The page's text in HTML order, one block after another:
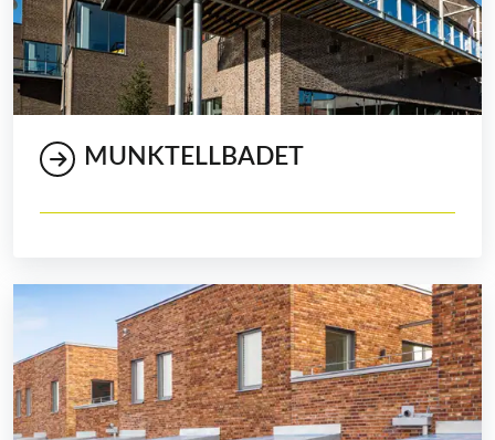
MUNKTELLBADET